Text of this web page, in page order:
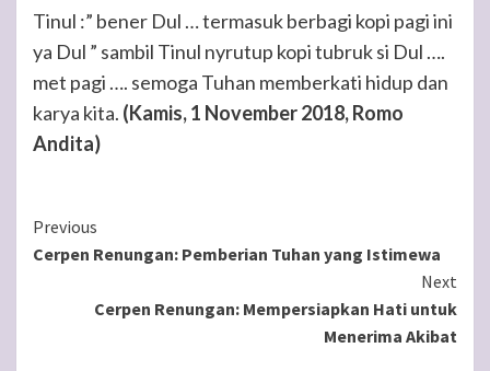
Tinul :” bener Dul … termasuk berbagi kopi pagi ini
ya Dul ” sambil Tinul nyrutup kopi tubruk si Dul ….
met pagi …. semoga Tuhan memberkati hidup dan
karya kita. (Kamis, 1 November 2018, Romo
Andita)
Continue
Reading
Previous
Cerpen Renungan: Pemberian Tuhan yang Istimewa
Next
Cerpen Renungan: Mempersiapkan Hati untuk
Menerima Akibat